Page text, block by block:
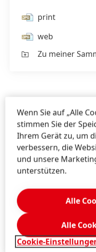
print
web
Zu meiner
Mag. Michael
Henkel
Corporate
Austria, Bosnia,
Serbia, Slovenia
+43 676 8993 2744
Zu meiner
Wenn Sie auf „Alle
stimmen Sie der
Ihrem Gerät zu, um
verbessern, die
und unsere
unterstützen.
Cookie-
Alle
Alle